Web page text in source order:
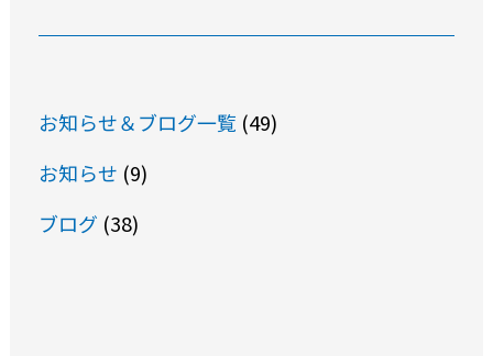
お知らせ＆ブログ一覧 (49)
お知らせ (9)
ブログ (38)